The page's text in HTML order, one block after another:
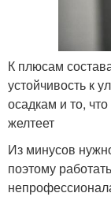
К плюсам
устойчивость к
осадкам и то,
желтеет
Из минусов
поэтому